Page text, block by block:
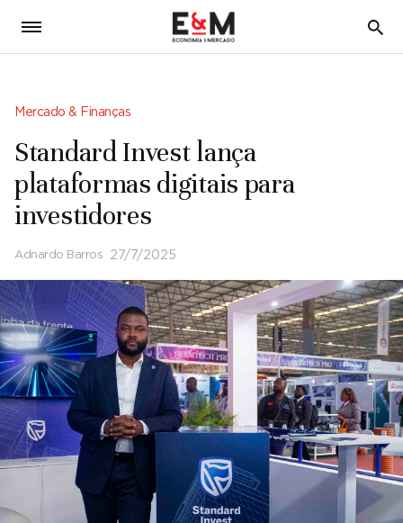
5
Mercado & Finanças
Standard Invest lança
plataformas digitais para
investidores
Adnardo Barros 27/7/2025